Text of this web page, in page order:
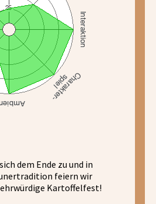
dem Ende zu und in
feiern wir
Kartoffelfest!